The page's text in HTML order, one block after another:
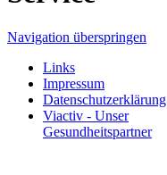
Navigation überspringen
Links
Impressum
Datenschutzerklärung
Viactiv - Unser
Gesundheitspartner